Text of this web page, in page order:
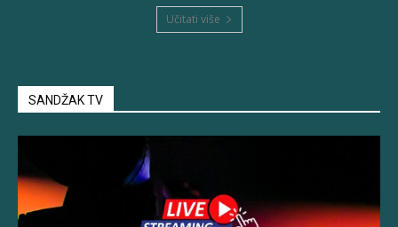
Učitati više
SANDŽAK TV